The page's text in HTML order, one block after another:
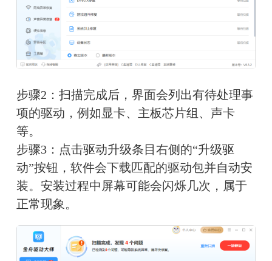
步骤2：扫描完成后，界面会列出有待处理事
项的驱动，例如显卡、主板芯片组、声卡
等。
步骤3：点击驱动升级条目右侧的“升级驱
动”按钮，软件会下载匹配的驱动包并自动安
装。安装过程中屏幕可能会闪烁几次，属于
正常现象。